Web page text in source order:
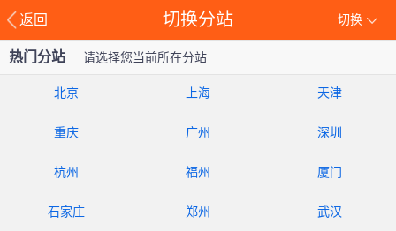
返回 切换
切换分站
热门分站 请选择您当前所在分站
北京 上海 天津
重庆 广州 深圳
杭州 福州 厦门
石家庄 郑州 武汉